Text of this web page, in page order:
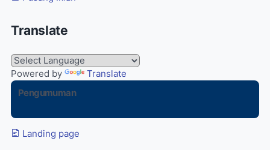
Translate
Powered by
Translate
Pengumuman
Landing page